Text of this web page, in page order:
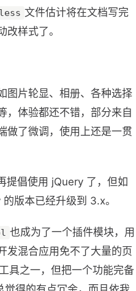
less 文件估计将在文档写完
样式了。
图片轮显、相册、各种选择
，体验都还不错，部分来自
做了微调，使用上还是一贯
提倡使用 jQuery 了，但如
版本已经升级到 3.x。
也成为了一个插件模块，用
发混合应用免不了大量的页
具之一，但把一个功能完备